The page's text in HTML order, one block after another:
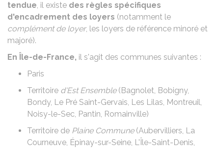
tendue, il existe des règles spécifiques
d'encadrement des loyers (notamment le
complément de loyer, les loyers de référence minoré et
majoré).
En Île-de-France, il s'agit des communes suivantes :
Paris
Territoire d'Est Ensemble(Bagnolet, Bobigny,
Bondy, Le Pré Saint-Gervais, Les Lilas, Montreuil,
Noisy-le-Sec, Pantin, Romainville)
Territoire de Plaine Commune(Aubervilliers, La
Courneuve, Épinay-sur-Seine, L'Île-Saint-Denis,